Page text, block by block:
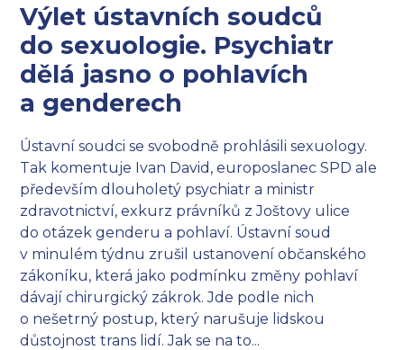
Výlet ústavních soudců
do sexuologie. Psychiatr
dělá jasno o pohlavích
a genderech
Ústavní soudci se svobodně prohlásili sexuology.
Tak komentuje Ivan David, europoslanec SPD ale
především dlouholetý psychiatr a ministr
zdravotnictví, exkurz právníků z Joštovy ulice
do otázek genderu a pohlaví. Ústavní soud
v minulém týdnu zrušil ustanovení občanského
zákoníku, která jako podmínku změny pohlaví
dávají chirurgický zákrok. Jde podle nich
o nešetrný postup, který narušuje lidskou
důstojnost trans lidí. Jak se na to...